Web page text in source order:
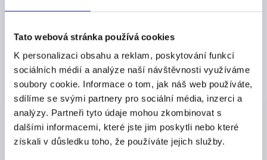
Tato webová stránka používá cookies
K personalizaci obsahu a reklam, poskytování funkcí
sociálních médií a analýze naší návštěvnosti využíváme
soubory cookie. Informace o tom, jak náš web používáte,
sdílíme se svými partnery pro sociální média, inzerci a
analýzy. Partneři tyto údaje mohou zkombinovat s
dalšími informacemi, které jste jim poskytli nebo které
získali v důsledku toho, že používáte jejich služby.
Objednací číslo:K0227.200084
CZK4,751.03
bez DPH
plus náklady na dopravu
K0227 B